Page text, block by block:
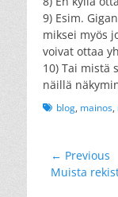
9) Esim.
miksei myös
voivat ottaa
10) Tai mistä
näillä
Tagsblog, mainos,
Artikkelien
selaus
← Previous
Previous
Muista